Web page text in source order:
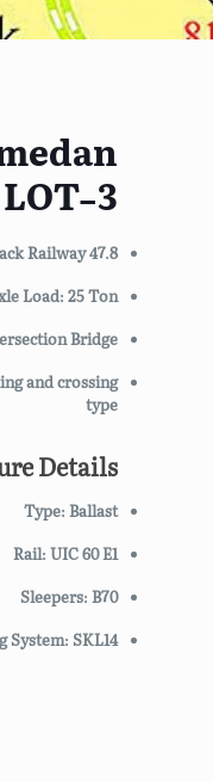
3
47.8 Km Single Track Railway
Load: 25 Ton
Bridge
and crossing
type
Details
Type: Ballast
Rail: UIC 60 E1
Sleepers: B70
System: SKL14